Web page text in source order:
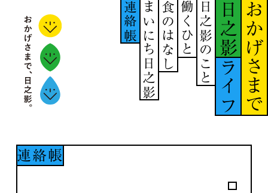
おかげさまで
日之影
ライフ
日之影のこと
働くひと
食のはなし
まいにち日之影
連絡帳
連絡帳